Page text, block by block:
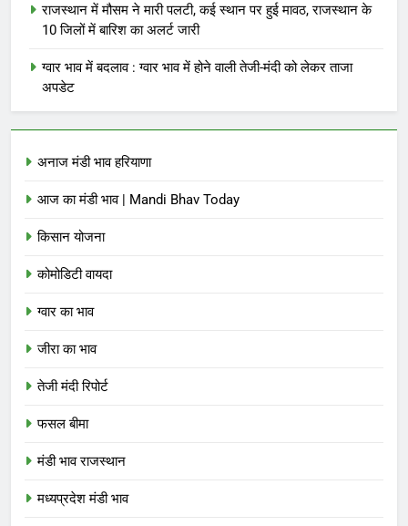
राजस्थान में मौसम ने मारी पलटी, कई स्थान पर हुई मावठ, राजस्थान के
10 जिलों में बारिश का अलर्ट जारी
ग्वार भाव में बदलाव : ग्वार भाव में होने वाली तेजी-मंदी को लेकर ताजा
अपडेट
अनाज मंडी भाव हरियाणा
आज का मंडी भाव | Mandi Bhav Today
किसान योजना
कोमोडिटी वायदा
ग्वार का भाव
जीरा का भाव
तेजी मंदी रिपोर्ट
फसल बीमा
मंडी भाव राजस्थान
मध्यप्रदेश मंडी भाव